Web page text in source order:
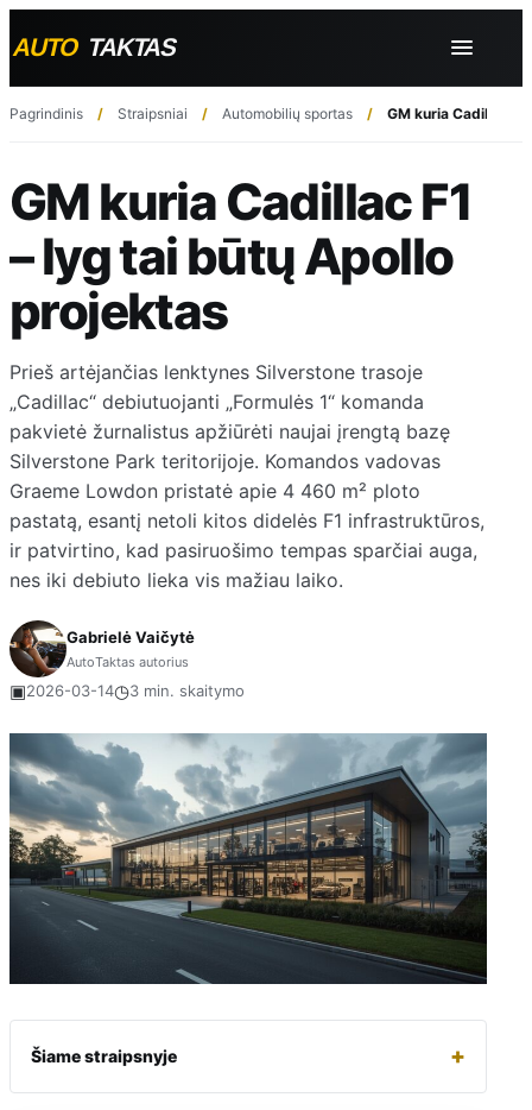
Pagrindinis Straipsniai Automobilių sportas GM kuria Cadillac
GM kuria Cadillac F1
– lyg tai būtų Apollo
projektas
Prieš artėjančias lenktynes Silverstone trasoje
„Cadillac“ debiutuojanti „Formulės 1“ komanda
pakvietė žurnalistus apžiūrėti naujai įrengtą bazę
Silverstone Park teritorijoje. Komandos vadovas
Graeme Lowdon pristatė apie 4 460 m² ploto
pastatą, esantį netoli kitos didelės F1 infrastruktūros,
ir patvirtino, kad pasiruošimo tempas sparčiai auga,
nes iki debiuto lieka vis mažiau laiko.
Gabrielė Vaičytė
AutoTaktas autorius
▣2026-03-14◷3 min. skaitymo
Šiame straipsnyje +